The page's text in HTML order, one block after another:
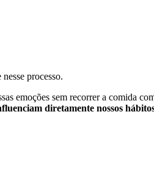
processo.
emoções sem recorrer a comida
diretamente nossos